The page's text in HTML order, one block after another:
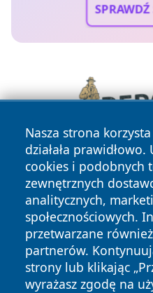
Nasza strona
działała
cookies i podobnych
zewnętrznych
analitycznych,
społecznościowych.
przetwarzane
partnerów.
strony lub klikając
wyrażasz zgodę na
Copyright © 2026
zastrzeżone.